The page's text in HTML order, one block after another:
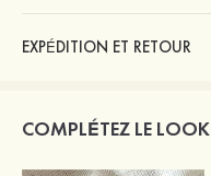
EXPÉDITION ET RETOUR
COMPLÉTEZ LE LOOK